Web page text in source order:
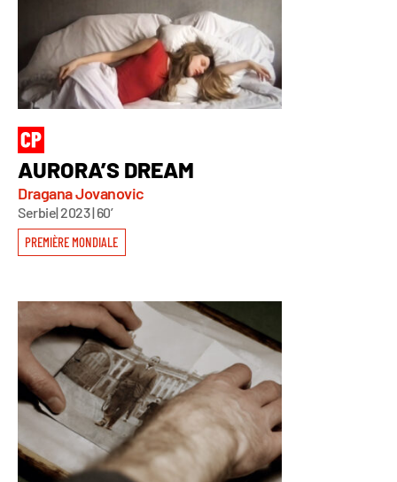
AURORA’S DREAM
Dragana Jovanovic
Serbie| 2023 | 60’
PREMIÈRE MONDIALE